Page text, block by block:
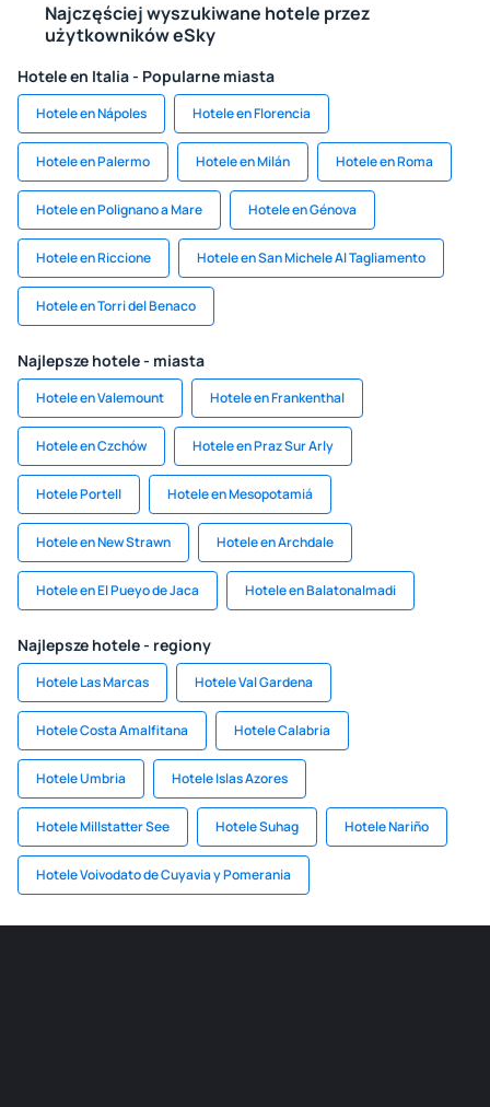
Najczęściej wyszukiwane hotele przez
użytkowników eSky
Hotele en Italia - Popularne miasta
Hotele en Nápoles Hotele en Florencia
Hotele en Palermo Hotele en Milán Hotele en Roma
Hotele en Polignano a Mare Hotele en Génova
Hotele en Riccione Hotele en San Michele Al Tagliamento
Hotele en Torri del Benaco
Najlepsze hotele - miasta
Hotele en Valemount Hotele en Frankenthal
Hotele en Czchów Hotele en Praz Sur Arly
Hotele Portell Hotele en Mesopotamiá
Hotele en New Strawn Hotele en Archdale
Hotele en El Pueyo de Jaca Hotele en Balatonalmadi
Najlepsze hotele - regiony
Hotele Las Marcas Hotele Val Gardena
Hotele Costa Amalfitana Hotele Calabria
Hotele Umbria Hotele Islas Azores
Hotele Millstatter See Hotele Suhag Hotele Nariño
Hotele Voivodato de Cuyavia y Pomerania